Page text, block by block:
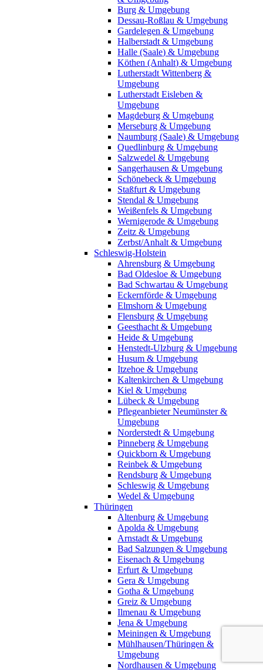
Burg & Umgebung
Dessau-Roßlau & Umgebung
Gardelegen & Umgebung
Halberstadt & Umgebung
Halle (Saale) & Umgebung
Köthen (Anhalt) & Umgebung
Lutherstadt Wittenberg &
Umgebung
Lutherstadt Eisleben &
Umgebung
Magdeburg & Umgebung
Merseburg & Umgebung
Naumburg (Saale) & Umgebung
Quedlinburg & Umgebung
Salzwedel & Umgebung
Sangerhausen & Umgebung
Schönebeck & Umgebung
Staßfurt & Umgebung
Stendal & Umgebung
Weißenfels & Umgebung
Wernigerode & Umgebung
Zeitz & Umgebung
Zerbst/Anhalt & Umgebung
Schleswig-Holstein
Ahrensburg & Umgebung
Bad Oldesloe & Umgebung
Bad Schwartau & Umgebung
Eckernförde & Umgebung
Elmshorn & Umgebung
Flensburg & Umgebung
Geesthacht & Umgebung
Heide & Umgebung
Henstedt-Ulzburg & Umgebung
Husum & Umgebung
Itzehoe & Umgebung
Kaltenkirchen & Umgebung
Kiel & Umgebung
Lübeck & Umgebung
Pflegeanbieter Neumünster &
Umgebung
Norderstedt & Umgebung
Pinneberg & Umgebung
Quickborn & Umgebung
Reinbek & Umgebung
Rendsburg & Umgebung
Schleswig & Umgebung
Wedel & Umgebung
Thüringen
Altenburg & Umgebung
Apolda & Umgebung
Arnstadt & Umgebung
Bad Salzungen & Umgebung
Eisenach & Umgebung
Erfurt & Umgebung
Gera & Umgebung
Gotha & Umgebung
Greiz & Umgebung
Ilmenau & Umgebung
Jena & Umgebung
Meiningen & Umgebung
Mühlhausen/Thüringen &
Umgebung
Nordhausen & Umgebung